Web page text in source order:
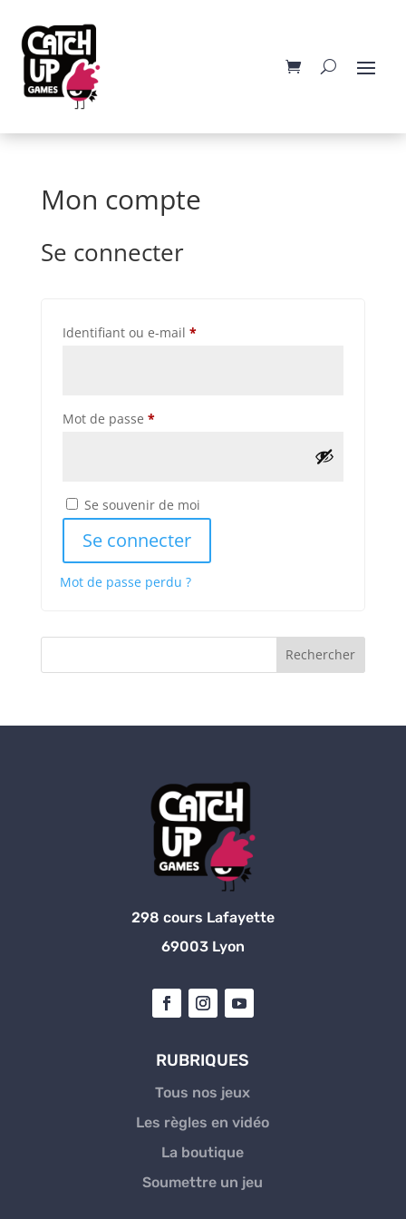
Mon compte
Se connecter
Identifiant ou e-mail *Obligatoire
Mot de passe *Obligatoire
Se souvenir de moi
Se connecter
Mot de passe perdu ?
Rechercher
298 cours Lafayette
69003 Lyon
RUBRIQUES
Tous nos jeux
Les règles en vidéo
La boutique
Soumettre un jeu